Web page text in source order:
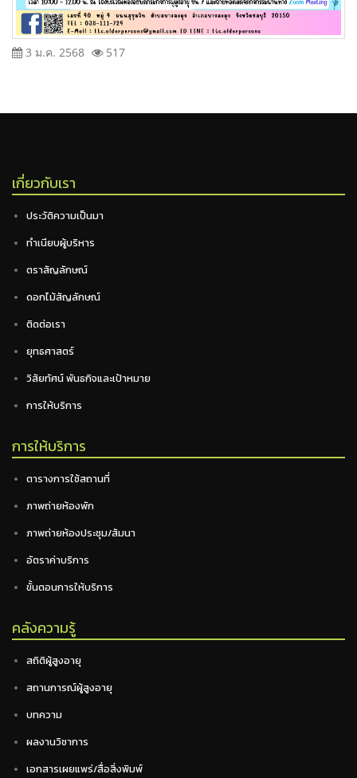
3 ม.ค. 2568 517
เกี่ยวกับเรา
ประวัติความเป็นมา
ทำเนียบผู้บริหาร
ตราสัญลักษณ์
ดอกไม้สัญลักษณ์
ติดต่อเรา
ยุทธศาสตร์
วิสัยทัศน์ พันธกิจและเป้าหมาย
การให้บริการ
การให้บริการ
ตารางการใช้สถานที่
ภาพถ่ายห้องพัก
ภาพถ่ายห้องประชุม/สัมนา
อัตราค่าบริการ
ขั้นตอนการให้บริการ
คลังความรู้
สถิติผู้สูงอายุ
สถานการณ์ผู้สูงอายุ
บทความ
ผลงานวิชาการ
เอกสารเผยแพร่/สื่อสิ่งพิมพ์